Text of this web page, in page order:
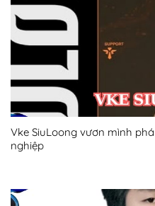
Vke SiuLoong vươn mình
nghiệp